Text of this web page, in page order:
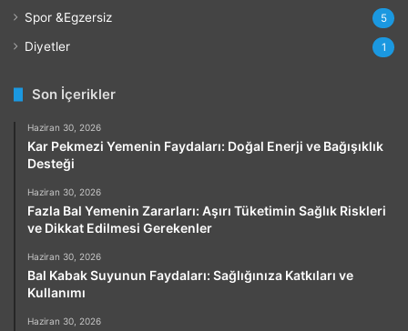
Spor &Egzersiz 5
Diyetler 1
Son İçerikler
Haziran 30, 2026
Kar Pekmezi Yemenin Faydaları: Doğal Enerji ve Bağışıklık
Desteği
Haziran 30, 2026
Fazla Bal Yemenin Zararları: Aşırı Tüketimin Sağlık Riskleri
ve Dikkat Edilmesi Gerekenler
Haziran 30, 2026
Bal Kabak Suyunun Faydaları: Sağlığınıza Katkıları ve
Kullanımı
Haziran 30, 2026